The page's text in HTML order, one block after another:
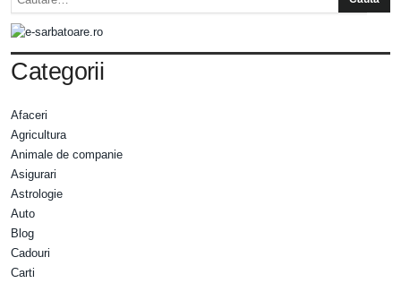
Categorii
Afaceri
Agricultura
Animale de companie
Asigurari
Astrologie
Auto
Blog
Cadouri
Carti